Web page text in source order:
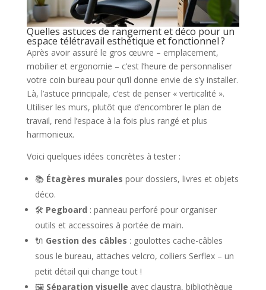
Quelles astuces de rangement et déco pour un
espace télétravail esthétique et fonctionnel ?
Après avoir assuré le gros œuvre – emplacement,
mobilier et ergonomie – c’est l’heure de personnaliser
votre coin bureau pour qu’il donne envie de s’y installer.
Là, l’astuce principale, c’est de penser « verticalité ».
Utiliser les murs, plutôt que d’encombrer le plan de
travail, rend l’espace à la fois plus rangé et plus
harmonieux.
Voici quelques idées concrètes à tester :
📚 Étagères murales pour dossiers, livres et objets
déco.
🛠️ Pegboard : panneau perforé pour organiser
outils et accessoires à portée de main.
🔌 Gestion des câbles : goulottes cache-câbles
sous le bureau, attaches velcro, colliers Serflex – un
petit détail qui change tout !
🖼️ Séparation visuelle avec claustra, bibliothèque